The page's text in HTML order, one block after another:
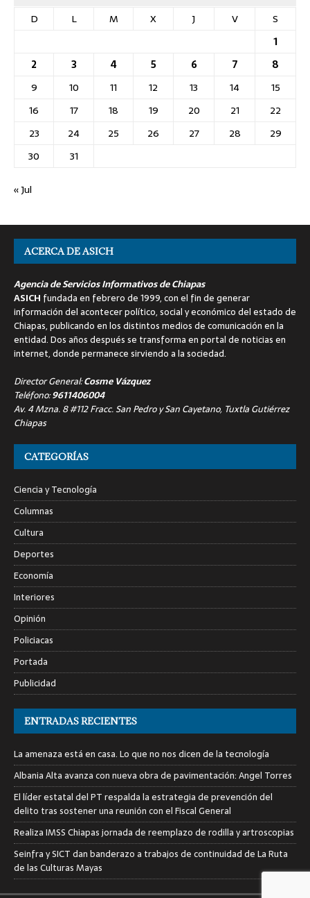
D
L M X J V
S
1
2
3 4 5 6 7
8
9
10 11 12 13 14
15
16
17 18 19 20 21
22
23
24 25 26 27 28
29
30
31
« Jul
ACERCA DE ASICH
Agencia de Servicios Informativos de Chiapas
ASICH fundada en febrero de 1999, con el fin de generar
información del acontecer político, social y económico del estado de
Chiapas, publicando en los distintos medios de comunicación en la
entidad. Dos años después se transforma en portal de noticias en
internet, donde permanece sirviendo a la sociedad.
Director General:Cosme Vázquez
Teléfono:9611406004
Av. 4 Mzna. 8 #112 Fracc. San Pedro y San Cayetano, Tuxtla Gutiérrez
Chiapas
CATEGORÍAS
Ciencia y Tecnología
Columnas
Cultura
Deportes
Economía
Interiores
Opinión
Policiacas
Portada
Publicidad
ENTRADAS RECIENTES
La amenaza está en casa. Lo que no nos dicen de la tecnología
Albania Alta avanza con nueva obra de pavimentación: Angel Torres
El líder estatal del PT respalda la estrategia de prevención del
delito tras sostener una reunión con el Fiscal General
Realiza IMSS Chiapas jornada de reemplazo de rodilla y artroscopias
Seinfra y SICT dan banderazo a trabajos de continuidad de La Ruta
de las Culturas Mayas